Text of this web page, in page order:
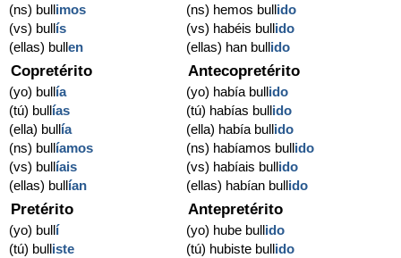
(ns) bullimos
(vs) bullís
(ellas) bullen
(ns) hemos bullido
(vs) habéis bullido
(ellas) han bullido
Copretérito
(yo) bullía
(tú) bullías
(ella) bullía
(ns) bullíamos
(vs) bullíais
(ellas) bullían
Antecopretérito
(yo) había bullido
(tú) habías bullido
(ella) había bullido
(ns) habíamos bullido
(vs) habíais bullido
(ellas) habían bullido
Pretérito
(yo) bullí
(tú) bulliste
Antepretérito
(yo) hube bullido
(tú) hubiste bullido